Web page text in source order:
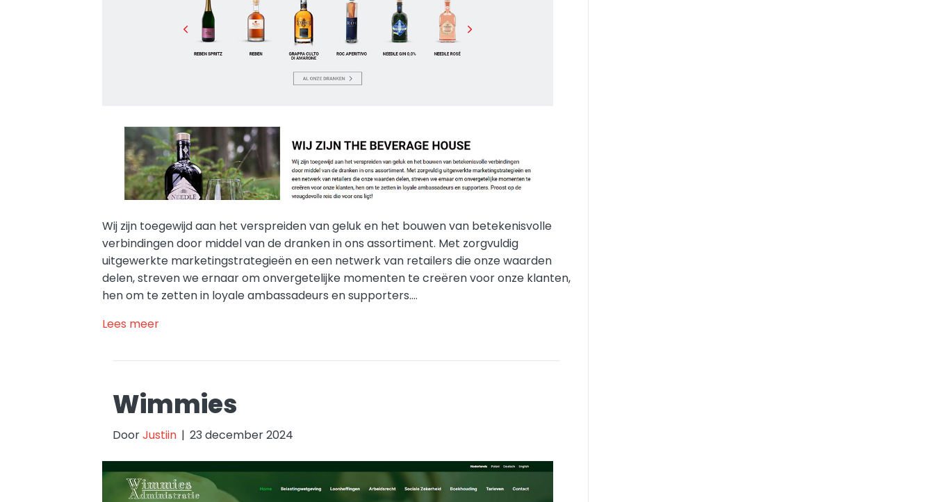
Wij zijn toegewijd aan het verspreiden van geluk en het bouwen van betekenisvolle
verbindingen door middel van de dranken in ons assortiment. Met zorgvuldig
uitgewerkte marketingstrategieën en een netwerk van retailers die onze waarden
delen, streven we ernaar om onvergetelijke momenten te creëren voor onze klanten,
hen om te zetten in loyale ambassadeurs en supporters.…
Lees meer
Wimmies
DoorJustiin | 23 december 2024